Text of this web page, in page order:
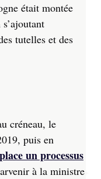
était montée
tutelles et des
créneau, le
puis en
un processus
à la ministre